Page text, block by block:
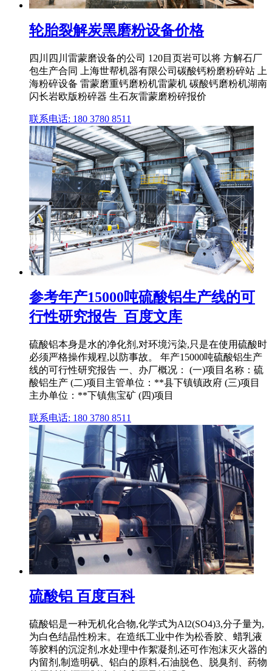
轮胎裂解炭黑磨粉设备价格
四川四川雷蒙磨设备的公司 120目页岩可以将 方解石厂
包生产合同 上海世帮机器有限公司碳酸钙粉磨粉碎站 上
海粉碎设备 雷蒙磨重钙磨粉机雷蒙机 碳酸钙磨粉机湖南
闪长岩欧版粉碎器 生石灰雷蒙磨粉碎报价
联系电话: 180 3780 8511
参考年产15000吨硫酸铝生产线的可
行性研究报告_百度文库
硫酸铝本身是水的净化剂,对环境污染,只是在使用硫酸时
必须严格操作规程,以防事故。 年产15000吨硫酸铝生产
线的可行性研究报告 一、办厂概况： (一)项目名称：硫
酸铝生产 (二)项目主管单位：**县下镇镇政府 (三)项目
主办单位：**下镇焦宝矿 (四)项目
联系电话: 180 3780 8511
硫酸铝 百度百科
硫酸铝是一种无机化合物,化学式为Al2(SO4)3,分子量为,
为白色结晶性粉末。在造纸工业中作为松香胶、蜡乳液
等胶料的沉淀剂,水处理中作絮凝剂,还可作泡沫灭火器的
内留剂,制造明矾、铝白的原料,石油脱色、脱臭剂、药物